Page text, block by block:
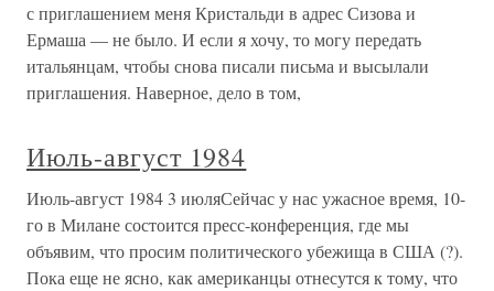
с приглашением меня Кристальди в адрес Сизова и
Ермаша — не было. И если я хочу, то могу передать
итальянцам, чтобы снова писали письма и высылали
приглашения. Наверное, дело в том,
Июль-август 1984
Июль-август 1984 3 июляСейчас у нас ужасное время, 10-
го в Милане состоится пресс-конференция, где мы
объявим, что просим политического убежища в США (?).
Пока еще не ясно, как американцы отнесутся к тому, что